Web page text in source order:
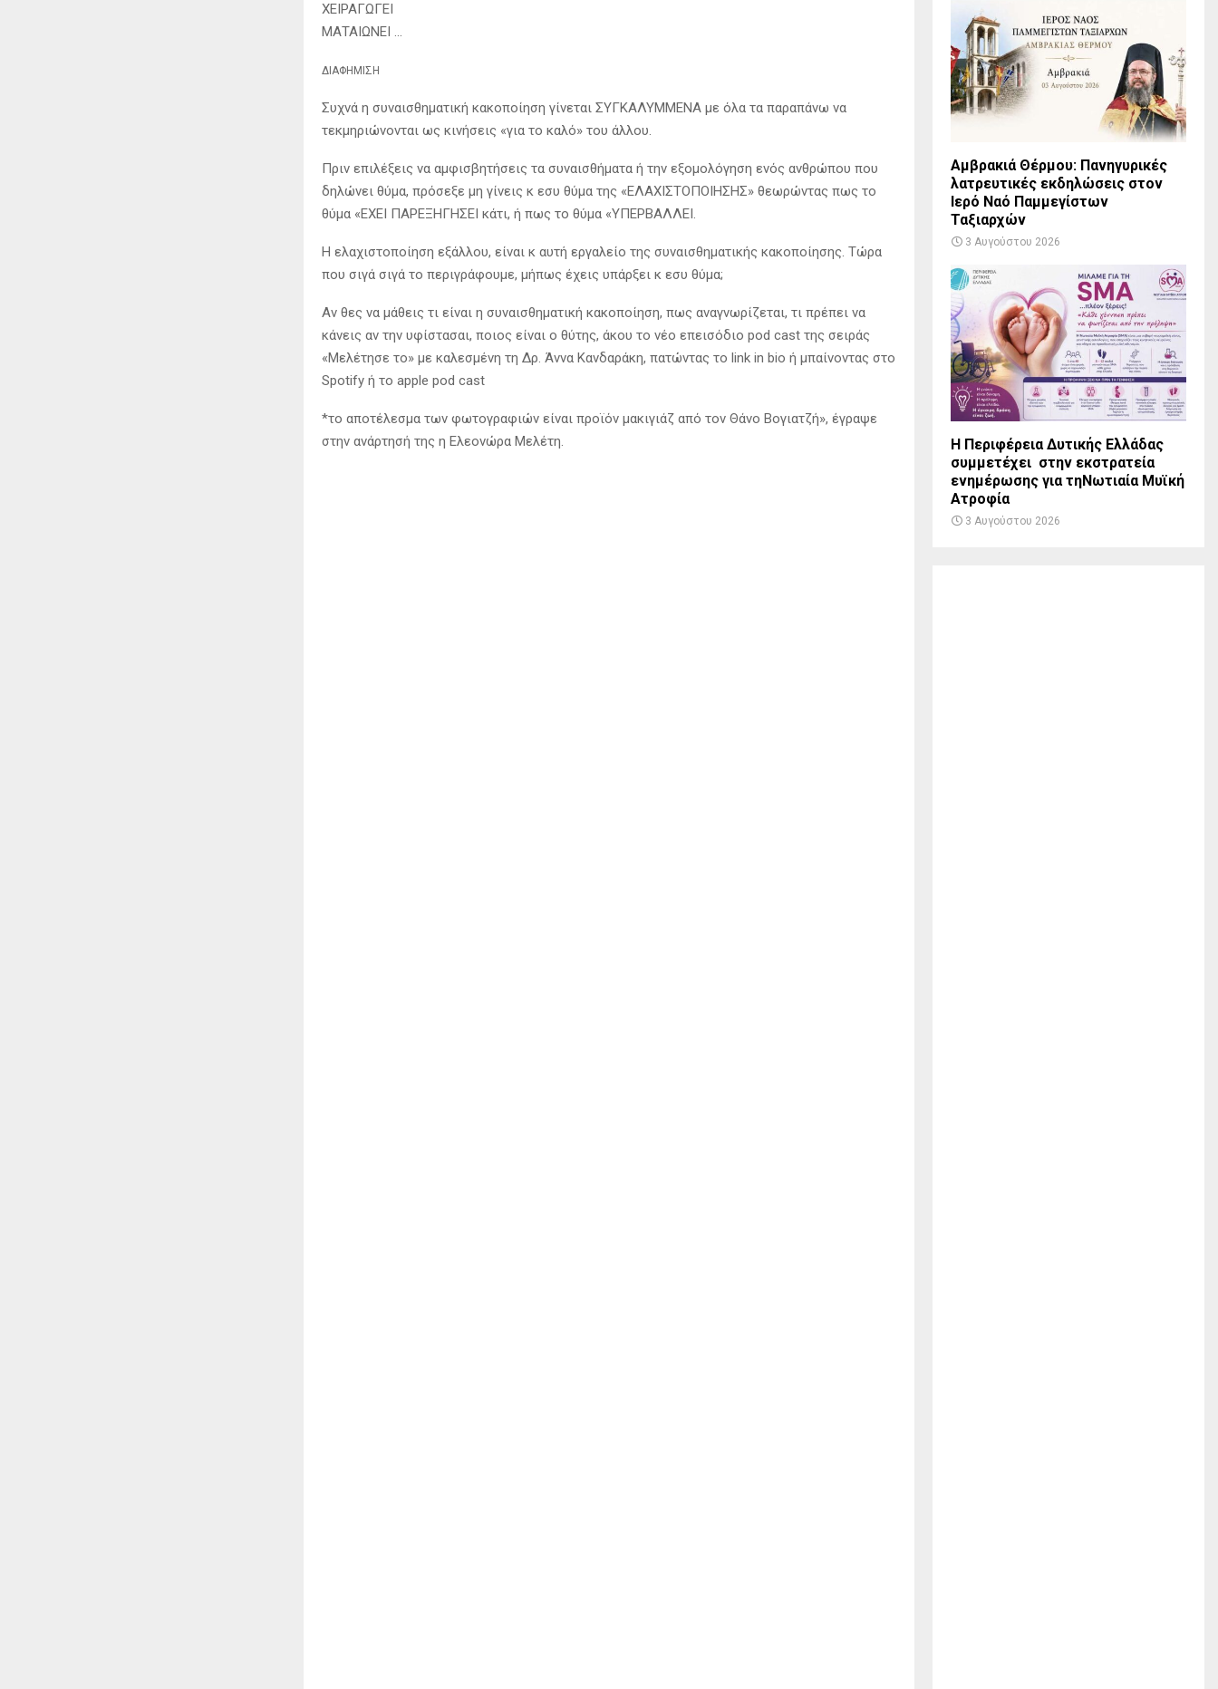
ΧΕΙΡΑΓΩΓΕΙ
ΜΑΤΑΙΩΝΕΙ …
ΔΙΑΦΗΜΙΣΗ
Συχνά η συναισθηματική κακοποίηση γίνεται ΣΥΓΚΑΛΥΜΜΕΝΑ με όλα τα παραπάνω να
τεκμηριώνονται ως κινήσεις «για το καλό» του άλλου.
Πριν επιλέξεις να αμφισβητήσεις τα συναισθήματα ή την εξομολόγηση ενός ανθρώπου που
δηλώνει θύμα, πρόσεξε μη γίνεις κ εσυ θύμα της «ΕΛΑΧΙΣΤΟΠΟΙΗΣΗΣ» θεωρώντας πως το
θύμα «ΕΧΕΙ ΠΑΡΕΞΗΓΗΣΕΙ κάτι, ή πως το θύμα «ΥΠΕΡΒΑΛΛΕΙ.
Η ελαχιστοποίηση εξάλλου, είναι κ αυτή εργαλείο της συναισθηματικής κακοποίησης. Τώρα
που σιγά σιγά το περιγράφουμε, μήπως έχεις υπάρξει κ εσυ θύμα;
Αν θες να μάθεις τι είναι η συναισθηματική κακοποίηση, πως αναγνωρίζεται, τι πρέπει να
κάνεις αν την υφίστασαι, ποιος είναι ο θύτης, άκου το νέο επεισόδιο pod cast της σειράς
«Μελέτησε το» με καλεσμένη τη Δρ. Άννα Κανδαράκη, πατώντας το link in bio ή μπαίνοντας στο
Spotify ή το apple pod cast
*το αποτέλεσμα των φωτογραφιών είναι προϊόν μακιγιάζ από τον Θάνο Βογιατζή», έγραψε
στην ανάρτησή της η Ελεονώρα Μελέτη.
Αμβρακιά Θέρμου: Πανηγυρικές
λατρευτικές εκδηλώσεις στον
Ιερό Ναό Παμμεγίστων
Ταξιαρχών
3 Αυγούστου 2026
Η Περιφέρεια Δυτικής Ελλάδας
συμμετέχει στην εκστρατεία
ενημέρωσης για τηΝωτιαία Μυϊκή
Ατροφία
3 Αυγούστου 2026